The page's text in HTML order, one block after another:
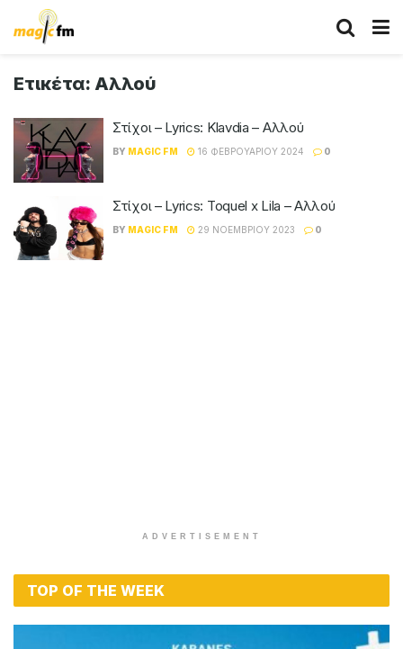
Ετικέτα: Αλλού
Στίχοι – Lyrics: Klavdia – Αλλού
BY MAGIC FM 16 ΦΕΒΡΟΥΑΡΊΟΥ 2024 0
Στίχοι – Lyrics: Toquel x Lila – Αλλού
BY MAGIC FM 29 ΝΟΕΜΒΡΊΟΥ 2023 0
ADVERTISEMENT
TOP OF THE WEEK